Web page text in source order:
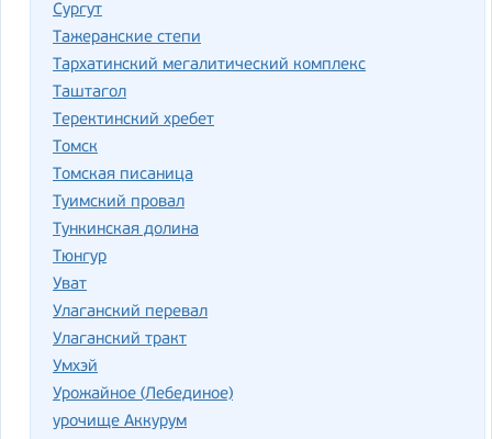
Сургут
Тажеранские степи
Тархатинский мегалитический комплекс
Таштагол
Теректинский хребет
Томск
Томская писаница
Туимский провал
Тункинская долина
Тюнгур
Уват
Улаганский перевал
Улаганский тракт
Умхэй
Урожайное (Лебединое)
урочище Аккурум